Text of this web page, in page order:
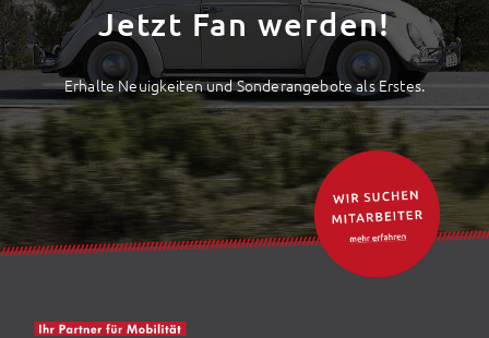
Jetzt Fan werden!
Erhalte Neuigkeiten und Sonderangebote als Erstes.